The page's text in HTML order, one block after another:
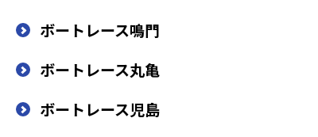
ボートレース鳴門
ボートレース丸亀
ボートレース児島